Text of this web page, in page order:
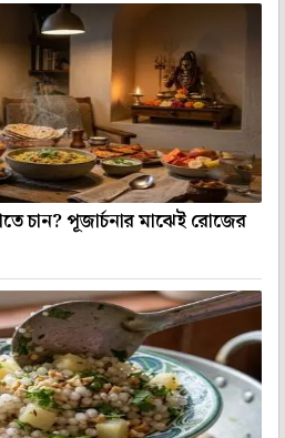
চান? পূজার্চনার মাঝেই রোজের